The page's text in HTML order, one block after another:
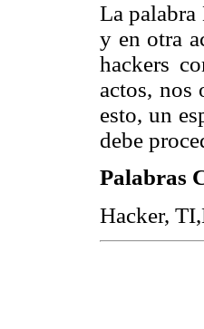
La palabra
y en otra
hackers
actos, nos
esto, un
debe
Palabras
Hacker,